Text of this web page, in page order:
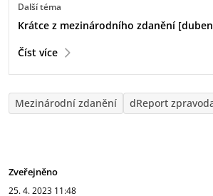
Další téma
Krátce z mezinárodního zdanění
Číst více
Mezinárodní zdanění dReport
Zveřejněno
25. 4. 2023 11:48